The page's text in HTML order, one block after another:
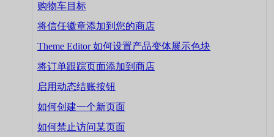
购物车目标
将信任徽章添加到您的商店
Theme Editor 如何设置产品变体展示色块
将订单跟踪页面添加到商店
启用动态结账按钮
如何创建一个新页面
如何禁止访问某页面